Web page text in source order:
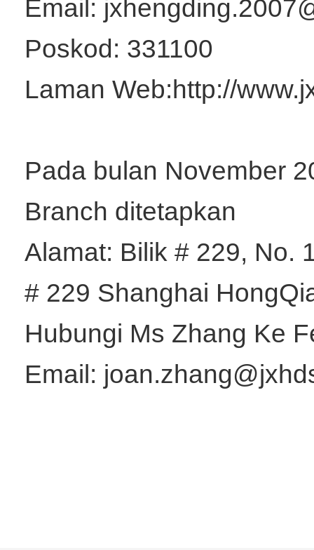
Email:
Poskod: 331100
Laman Web:http://
Pada bulan November
Branch ditetapkan
Alamat: Bilik # 229, No.
# 229 Shanghai
Hubungi Ms Zhang Ke
Email: